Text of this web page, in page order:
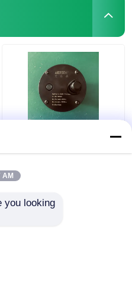
関の部品
ジャック ピストン棒の
伸張器M36x4
AM
you looking